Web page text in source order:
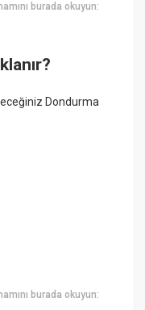
burada okuyun:
Dondurma
burada okuyun: